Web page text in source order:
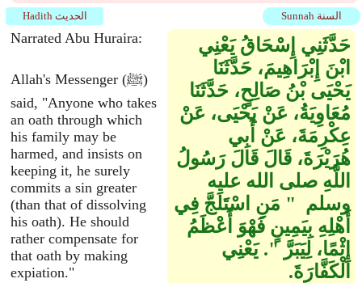
Sunnah السنة Hadith الحديث
Narrated Abu Huraira:
Allah's Messenger (ﷺ)
said, "Anyone who takes
an oath through which
his family may be
harmed, and insists on
keeping it, he surely
commits a sin greater
(than that of dissolving
his oath). He should
rather compensate for
that oath by making
expiation."
حَدَّثَنِي إِسْحَاقُ يَعْنِي
ابْنَ إِبْرَاهِيمَ، حَدَّثَنَا
يَحْيَى بْنُ صَالِحٍ، حَدَّثَنَا
مُعَاوِيَةُ، عَنْ يَحْيَى، عَنْ
عِكْرِمَةَ، عَنْ أَبِي
هُرَيْرَةَ، قَالَ قَالَ رَسُولُ
اللَّهِ صلى الله عليه
وسلم ‏ "‏ مَنِ اسْتَلَجَّ فِي
أَهْلِهِ بِيَمِينٍ فَهْوَ أَعْظَمُ
إِثْمًا، لِيَبَرَّ ‏"‏‏.‏ يَعْنِي
الْكَفَّارَةَ‏.‏